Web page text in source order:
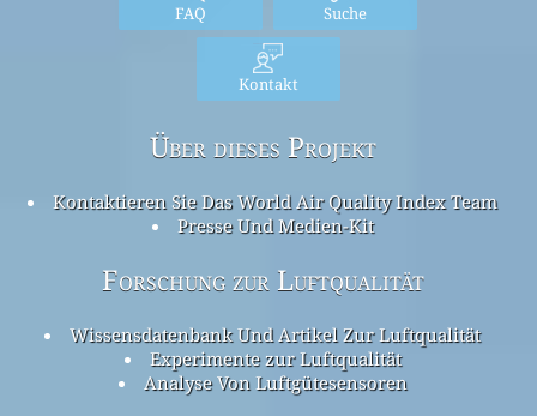
FAQ Suche
Kontakt
Über dieses Projekt
Kontaktieren Sie Das World Air Quality Index Team
Presse Und Medien-Kit
Forschung zur Luftqualität
Wissensdatenbank Und Artikel Zur Luftqualität
Experimente zur Luftqualität
Analyse Von Luftgütesensoren